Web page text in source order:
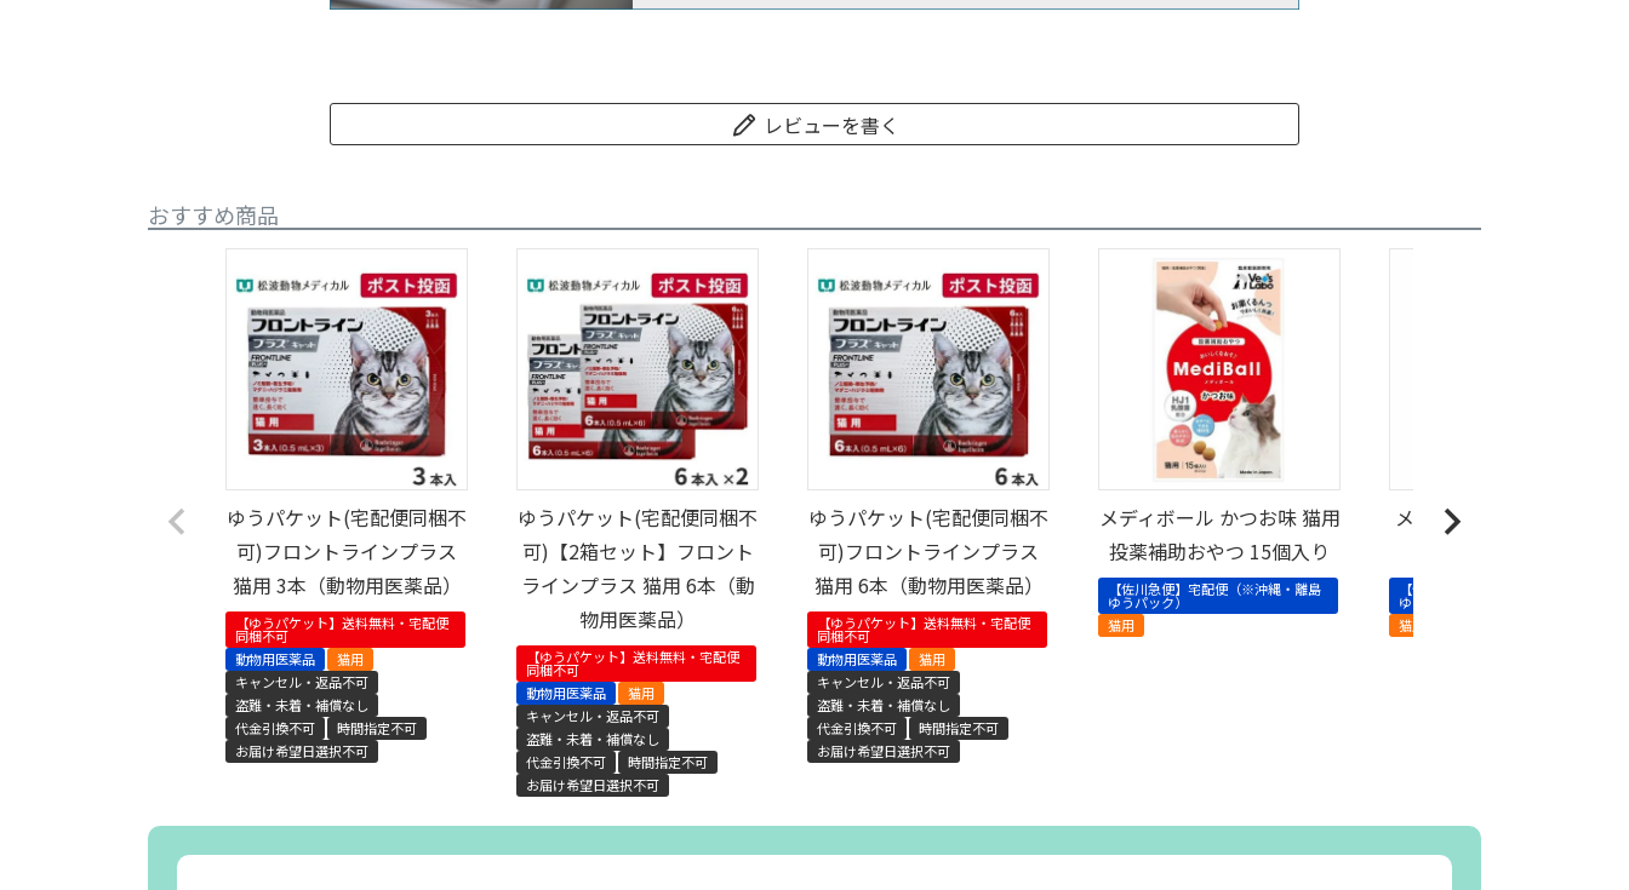
レビューを書く
おすすめ商品
ゆうパケット(宅配便同梱不
可)フロントラインプラス
猫用 3本（動物用医薬品）
【ゆうパケット】送料無料・宅配便
同梱不可
動物用医薬品
猫用
キャンセル・返品不可
盗難・未着・補償なし
代金引換不可
時間指定不可
お届け希望日選択不可
ゆうパケット(宅配便同梱不
可)【2箱セット】フロント
ラインプラス 猫用 6本（動
物用医薬品）
【ゆうパケット】送料無料・宅配便
同梱不可
動物用医薬品
猫用
キャンセル・返品不可
盗難・未着・補償なし
代金引換不可
時間指定不可
お届け希望日選択不可
ゆうパケット(宅配便同梱不
可)フロントラインプラス
猫用 6本（動物用医薬品）
【ゆうパケット】送料無料・宅配便
同梱不可
動物用医薬品
猫用
キャンセル・返品不可
盗難・未着・補償なし
代金引換不可
時間指定不可
お届け希望日選択不可
メディボール かつお味 猫用
投薬補助おやつ 15個入り
【佐川急便】宅配便（※沖縄・離島
ゆうパック）
猫用
メディボール ササミ味
【佐川急便】宅配便（※沖縄・離島
ゆうパック）
猫用